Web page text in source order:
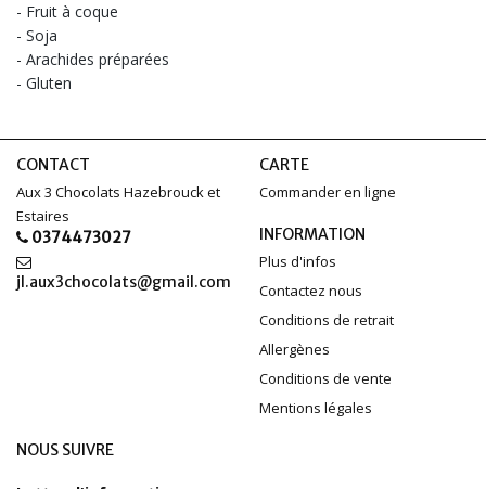
- Fruit à coque
- Soja
- Arachides préparées
- Gluten
CONTACT
Aux 3 Chocolats Hazebrouck et
Estaires
0374473027
jl.aux3chocolats@gmail.com
CARTE
Commander en ligne
INFORMATION
Plus d'infos
Contactez nous
Conditions de retrait
Allergènes
Conditions de vente
Mentions légales
NOUS SUIVRE